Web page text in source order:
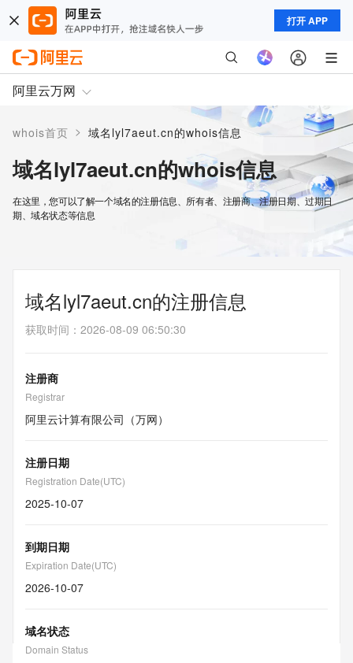
打开 APP
阿里云万网
whois首页 > 域名lyl7aeut.cn的whois信息
域名lyl7aeut.cn的whois信息
在这里，您可以了解一个域名的注册信息、所有者、注册商、注册日期、过期日
期、域名状态等信息
域名lyl7aeut.cn的注册信息
获取时间 ： 2026-08-09 06:50:30
注册商
Registrar
阿里云计算有限公司（万网）
注册日期
Registration Date(UTC)
2025-10-07
到期日期
Expiration Date(UTC)
2026-10-07
域名状态
Domain Status